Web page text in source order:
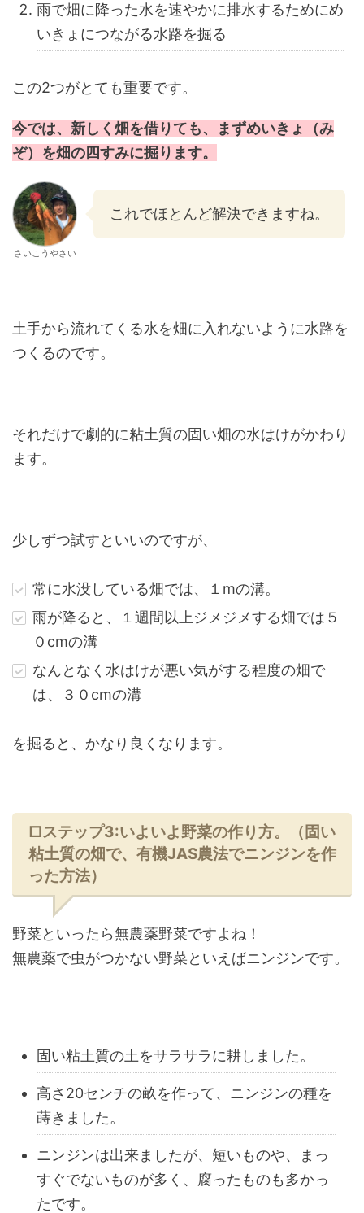
雨で畑に降った水を速やかに排水するためにめ
いきょにつながる水路を掘る
この2つがとても重要です。
今では、新しく畑を借りても、まずめいきょ（み
ぞ）を畑の四すみに掘ります。
さいこうやさい
これでほとんど解決できますね。
土手から流れてくる水を畑に入れないように水路を
つくるのです。
それだけで劇的に粘土質の固い畑の水はけがかわり
ます。
少しずつ試すといいのですが、
常に水没している畑では、１mの溝。
雨が降ると、１週間以上ジメジメする畑では５
０cmの溝
なんとなく水はけが悪い気がする程度の畑で
は、３０cmの溝
を掘ると、かなり良くなります。
□ステップ3:いよいよ野菜の作り方。（固い
粘土質の畑で、有機JAS農法でニンジンを作
った方法）
野菜といったら無農薬野菜ですよね！
無農薬で虫がつかない野菜といえばニンジンです。
固い粘土質の土をサラサラに耕しました。
高さ20センチの畝を作って、ニンジンの種を
蒔きました。
ニンジンは出来ましたが、短いものや、まっ
すぐでないものが多く、腐ったものも多かっ
たです。